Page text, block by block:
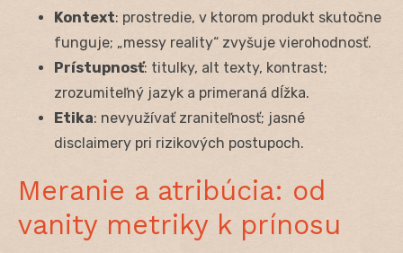
Kontext: prostredie, v ktorom produkt skutočne
funguje; „messy reality“ zvyšuje vierohodnosť.
Prístupnosť: titulky, alt texty, kontrast;
zrozumiteľný jazyk a primeraná dĺžka.
Etika: nevyužívať zraniteľnosť; jasné
disclaimery pri rizikových postupoch.
Meranie a atribúcia: od
vanity metriky k prínosu